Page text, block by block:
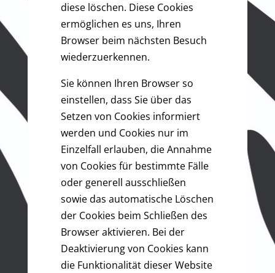
diese löschen. Diese Cookies
ermöglichen es uns, Ihren
Browser beim nächsten Besuch
wiederzuerkennen.
Sie können Ihren Browser so
einstellen, dass Sie über das
Setzen von Cookies informiert
werden und Cookies nur im
Einzelfall erlauben, die Annahme
von Cookies für bestimmte Fälle
oder generell ausschließen
sowie das automatische Löschen
der Cookies beim Schließen des
Browser aktivieren. Bei der
Deaktivierung von Cookies kann
die Funktionalität dieser Website